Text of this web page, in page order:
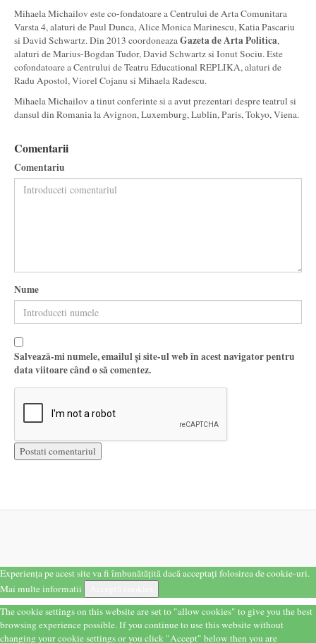
Mihaela Michailov este co-fondatoare a Centrului de Arta Comunitara
Varsta 4, alaturi de Paul Dunca, Alice Monica Marinescu, Katia Pascariu
si David Schwartz. Din 2013 coordoneazaGazeta de Arta Politica,
alaturi de Marius-Bogdan Tudor, David Schwartz si Ionut Sociu. Este
cofondatoare a Centrului de Teatru Educational REPLIKA, alaturi de
Radu Apostol, Viorel Cojanu si Mihaela Radescu.
Mihaela Michailov a tinut conferinte si a avut prezentari despre teatrul si
dansul din Romania la Avignon, Luxemburg, Lublin, Paris, Tokyo, Viena.
Comentarii
Comentariu
Nume
Salvează-mi numele, emailul și site-ul web în acest navigator pentru
data viitoare când o să comentez.
Experiența pe acest site va fi îmbunătățită dacă acceptați folosirea de cookie-uri.
Mai multe informatii
The cookie settings on this website are set to "allow cookies" to give you the best
browsing experience possible. If you continue to use this website without
changing your cookie settings or you click "Accept" below then you are